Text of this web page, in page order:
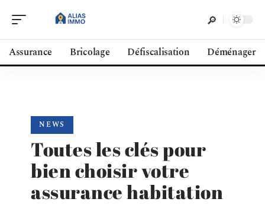
Assurance Bricolage Défiscalisation Déménager
NEWS
Toutes les clés pour
bien choisir votre
assurance habitation